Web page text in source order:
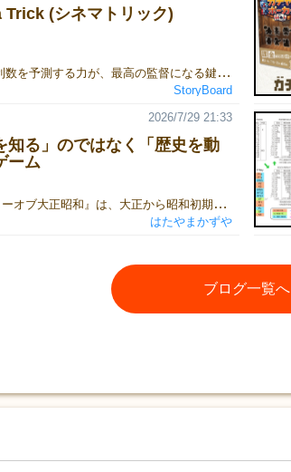
Trick (シネマトリック)
自分の勝利数を予測する力が、最高の監督になる鍵です。2026年秋、シネマトリックで参加プレイ人数：3～6人 プレイ時間：約30分 ジャンル：トリックテイキング / カードゲーム
StoryBoard
知る」のではなく「歴史を動
ーム
『ヒストリーオブ大正昭和』は、大正から昭和初期の政界を舞台に、プレイヤーが政界の黒幕となって権力争いを繰り広げる交渉・ドラフト・投票ゲームです。 各ラウンドでは、実在した政治家たちが次期首相候補として登場します。 第16代、22代内閣総理大臣 山本権兵衛 第19代内閣総理大臣 原敬 プレイヤーは政界の黒幕として一人の政治家の後ろ盾となり、その人物を首相へ押し上げるために暗躍します。支援した政治家が首相に就任すれば、大きな利益を得て影響力を拡大できます。しかし、他のプレイヤーもまた、それぞれの狙いを持って政界を動かそうとしています。交渉や駆け引き、ときには裏切りを駆使しながら、歴史の裏側で政界を操りましょう。 ゲームに登場する人物や事件は、すべて実在の歴史をモチーフにしています。 226事件の際に蹶起将校に投降を呼びかけた文言から 押し入った家で警備の甘さを説教した事件から 当時の政党や派閥、政治情勢、そして時代背景まで、できる限り史実を大切にしながらゲームへ落とし込みました。 一方で、本作は歴史の知識を競うだけのゲームではありません。大切なのは、歴史を正確に暗記していることではなく、政界の中でどのような判断を下すか？ということです。 「誰を味方につけるべきか。」「誰に票を売るべきか。」「どこで金を使い、どこで裏切るべきか。」 そんな判断を繰り返しているうちに、プレイヤーは自然と一人の"黒幕"として振る舞うようになります。 黒幕の一人 宰相 思惑どおりに政界を支配できれば優位に立ち、読み違えれば一気に窮地へ追い込まれるでしょう。実際の歴史でも、政治は決して一人の英雄だけで動いていたわけではありません。利害が交錯し、多くの人々の思惑がぶつかり合った結果として、歴史は形作られていきました。 本作で体験していただきたいのは、その「歴史の構造」です。 年号や人物名を覚えることではなく「なぜそのような出来事が起きたのか」を、ゲームを通して体感していただきたいと考えています。勝つために悩み、交渉し、裏切り、ときには協力した経験が、そのまま歴史への理解へとつながっていくはずです。 もし遊び終わったあとに、「この人物は実際にはどんな人だったんだろう」「この事件は本当にあったのかな」と興味を持っていただけたなら、作者としてこれ以上嬉しいことはありません。 『ヒストリーオブ大正昭和』は、歴史を知識として学ぶゲームではなく、歴史を体験するゲームです。 ぜひゲームマーケットで、この激動の時代を体験してみてください。
2026/7/29 21:33
はたやまかずや
ブログ一覧へ